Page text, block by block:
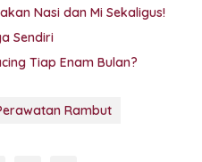
Nasi dan Mi Sekaligus!
Sendiri
Tiap Enam Bulan?
Rambut